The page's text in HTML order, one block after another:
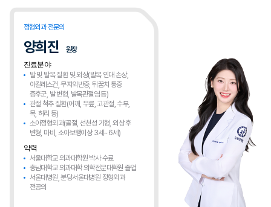
정형외과 전문의
양희진
원장
진료분야
발 및 발목 질환 및 외상(발목 인대 손상,
아킬레스건, 무지외반증, 뒤꿈치 통증
증후군, 발 변형, 발목관절염 등)
관절 척추 질환(어깨, 무릎, 고관절, 수부,
목, 허리 등)
소아정형외과(골절, 선천성 기형, 외상 후
변형, 마비, 소아보행이상 3세~6세)
약력
서울대학교 의과대학원 박사 수료
충남대학교 의과대학 의학전문대학원 졸업
서울대병원, 분당서울대병원 정형외과
전공의